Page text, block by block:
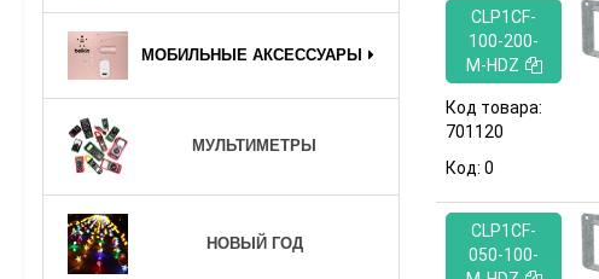
МОБИЛЬНЫЕ АКСЕССУАРЫ
МУЛЬТИМЕТРЫ
НОВЫЙ ГОД
CLP1CF-
100-200-
M-HDZ
Код товара:
701120
Код: 0
CLP1CF-
050-100-